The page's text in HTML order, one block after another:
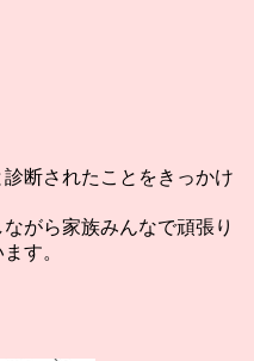
断されたことをきっかけ
がら家族みんなで頑張り
す。